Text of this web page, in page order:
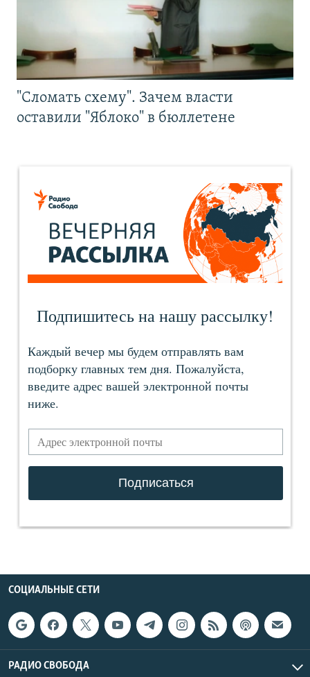
"Сломать схему". Зачем власти
оставили "Яблоко" в бюллетене
СОЦИАЛЬНЫЕ СЕТИ
РАДИО СВОБОДА